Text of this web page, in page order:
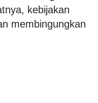
kebijakan
membingungkan